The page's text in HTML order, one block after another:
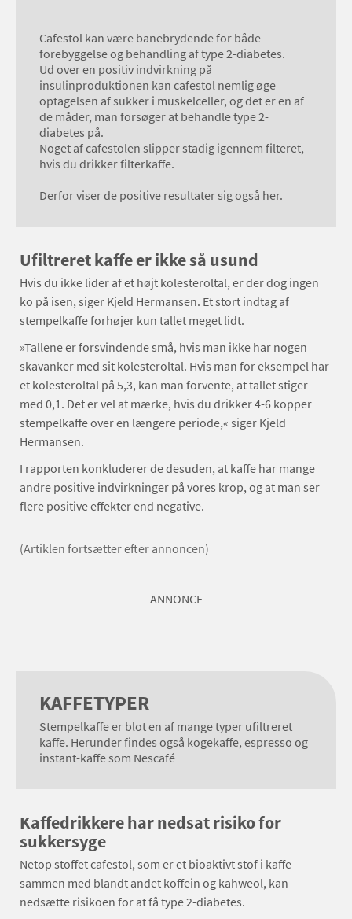
Cafestol kan være banebrydende for både
forebyggelse og behandling af type 2-diabetes.
Ud over en positiv indvirkning på
insulinproduktionen kan cafestol nemlig øge
optagelsen af sukker i muskelceller, og det er en af
de måder, man forsøger at behandle type 2-
diabetes på.
Noget af cafestolen slipper stadig igennem filteret,
hvis du drikker filterkaffe.
Derfor viser de positive resultater sig også her.
Ufiltreret kaffe er ikke så usund
Hvis du ikke lider af et højt kolesteroltal, er der dog ingen
ko på isen, siger Kjeld Hermansen. Et stort indtag af
stempelkaffe forhøjer kun tallet meget lidt.
»Tallene er forsvindende små, hvis man ikke har nogen
skavanker med sit kolesteroltal. Hvis man for eksempel har
et kolesteroltal på 5,3, kan man forvente, at tallet stiger
med 0,1. Det er vel at mærke, hvis du drikker 4-6 kopper
stempelkaffe over en længere periode,« siger Kjeld
Hermansen.
I rapporten konkluderer de desuden, at kaffe har mange
andre positive indvirkninger på vores krop, og at man ser
flere positive effekter end negative.
(Artiklen fortsætter efter annoncen)
ANNONCE
KAFFETYPER
Stempelkaffe er blot en af mange typer ufiltreret
kaffe. Herunder findes også kogekaffe, espresso og
instant-kaffe som Nescafé
Kaffedrikkere har nedsat risiko for
sukkersyge
Netop stoffet cafestol, som er et bioaktivt stof i kaffe
sammen med blandt andet koffein og kahweol, kan
nedsætte risikoen for at få type 2-diabetes.